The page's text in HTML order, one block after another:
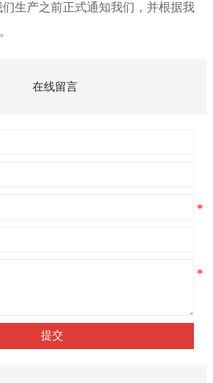
生产之前正式通知我们，并根据我
在线留言
提交